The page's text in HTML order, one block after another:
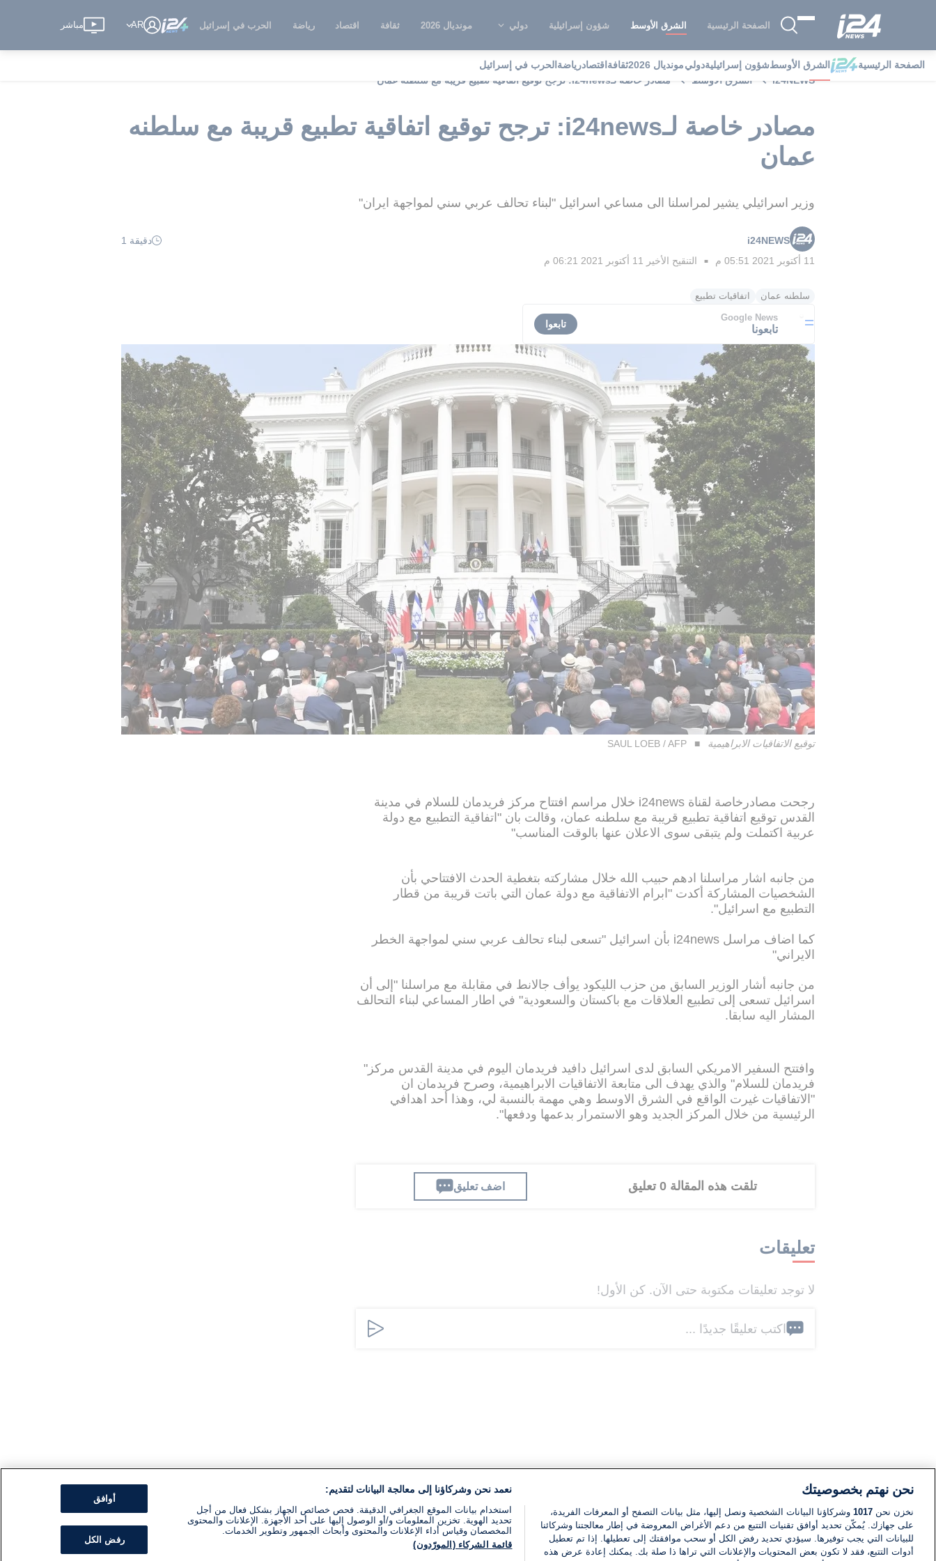
الصفحة الرئيسية الشرق الأوسط شؤون إسرائيلية دولي مونديال 2026 ثقافة اقتصاد رياضة الحرب في إسرائيل AR مباشر
الصفحة الرئيسية الشرق الأوسطشؤون إسرائيليةدوليمونديال 2026 ثقافة اقتصادرياضة الحرب في إسرائيل
i24NEWS
الشرق الأوسط مصادر خاصة لـi24news: ترجح توقيع اتفاقية تطبيع قريبة مع سلطنه عمان
مصادر خاصة لـi24news: ترجح توقيع اتفاقية تطبيع قريبة مع سلطنه
عمان
وزير اسرائيلي يشير لمراسلنا الى مساعي اسرائيل "لبناء تحالف عربي سني لمواجهة ايران"
i24NEWS
دقيقة 1
11 أكتوبر 2021 05:51 م
■ التنقيح الأخير 11 أكتوبر 2021 06:21 م
سلطنه عمان اتفاقيات تطبيع
Google News
تابعونا تابعوا
توقيع الاتفاقيات الابراهيمية SAUL LOEB / AFP
رجحت مصادرخاصة لقناة i24news خلال مراسم افتتاح مركز فريدمان للسلام في مدينة
القدس توقيع اتفاقية تطبيع قريبة مع سلطنه عمان، وقالت بان "اتفاقية التطبيع مع دولة
عربية اكتملت ولم يتبقى سوى الاعلان عنها بالوقت المناسب"
من جانبه اشار مراسلنا ادهم حبيب الله خلال مشاركته بتغطية الحدث الافتتاحي بأن
الشخصيات المشاركة أكدت "ابرام الاتفاقية مع دولة عمان التي باتت قريبة من قطار
التطبيع مع اسرائيل".
كما اضاف مراسل i24news بأن اسرائيل "تسعى لبناء تحالف عربي سني لمواجهة الخطر
الايراني"
من جانبه أشار الوزير السابق من حزب الليكود يوأف جالانط في مقابلة مع مراسلنا "إلى أن
اسرائيل تسعى إلى تطبيع العلاقات مع باكستان والسعودية" في اطار المساعي لبناء التحالف
المشار اليه سابقا.
وافتتح السفير الامريكي السابق لدى اسرائيل دافيد فريدمان اليوم في مدينة القدس مركز"
فريدمان للسلام" والذي يهدف الى متابعة الاتفاقيات الابراهيمية، وصرح فريدمان ان
"الاتفاقيات غيرت الواقع في الشرق الاوسط وهي مهمة بالنسبة لي، وهذا أحد اهدافي
الرئيسية من خلال المركز الجديد وهو الاستمرار بدعمها ودفعها".
تلقت هذه المقالة 0 تعليق اضف تعليق
تعليقات
لا توجد تعليقات مكتوبة حتى الآن. كن الأول!
اكتب تعليقًا جديدًا ...
نحن نهتم بخصوصيتك
نخزن نحن 1017 وشركاؤنا البيانات الشخصية ونصل إليها، مثل بيانات التصفح أو المعرفات الفريدة،
على جهازك. يُمكّن تحديد أوافق تقنيات التتبع من دعم الأغراض المعروضة في إطار معالجتنا وشركائنا
للبيانات التي يجب توفيرها. سيؤدي تحديد رفض الكل أو سحب موافقتك إلى تعطيلها. إذا تم تعطيل
أدوات التتبع، فقد لا تكون بعض المحتويات والإعلانات التي تراها ذا صلة بك. يمكنك إعادة عرض هذه
نعمد نحن وشركاؤنا إلى معالجة البيانات لتقديم:
استخدام بيانات الموقع الجغرافي الدقيقة. فحص خصائص الجهاز بشكل فعال من أجل
تحديد الهوية. تخزين المعلومات و/أو الوصول إليها على أحد الأجهزة. الإعلانات والمحتوى
المخصصان وقياس أداء الإعلانات والمحتوى وأبحاث الجمهور وتطوير الخدمات.
قائمة الشركاء (المورّدون)
أوافق
رفض الكل